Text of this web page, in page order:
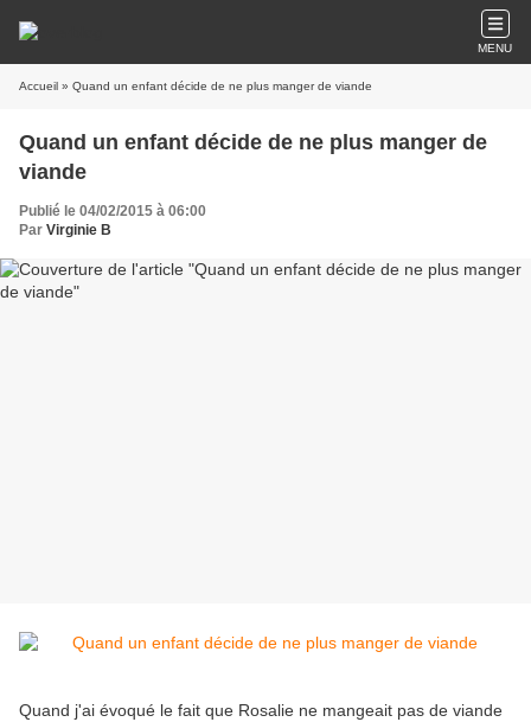
MENU
Accueil » Quand un enfant décide de ne plus manger de viande
Quand un enfant décide de ne plus manger de
viande
Publié le 04/02/2015 à 06:00
Par Virginie B
Quand j'ai évoqué le fait que Rosalie ne mangeait pas de viande